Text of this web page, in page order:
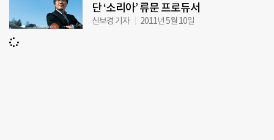
단 ‘소리아’ 류문 프로듀서
신보경 기자 2011년 5월 10일